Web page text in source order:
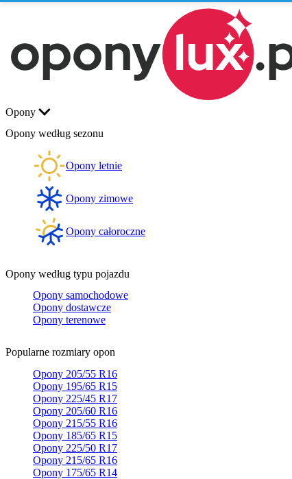
Opony
Opony według sezonu
Opony letnie
Opony zimowe
Opony całoroczne
Opony według typu pojazdu
Opony samochodowe
Opony dostawcze
Opony terenowe
Popularne rozmiary opon
Opony 205/55 R16
Opony 195/65 R15
Opony 225/45 R17
Opony 205/60 R16
Opony 215/55 R16
Opony 185/65 R15
Opony 225/50 R17
Opony 215/65 R16
Opony 175/65 R14